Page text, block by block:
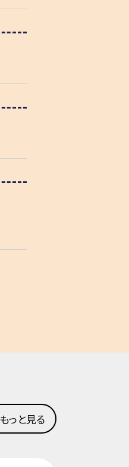
もっと見る